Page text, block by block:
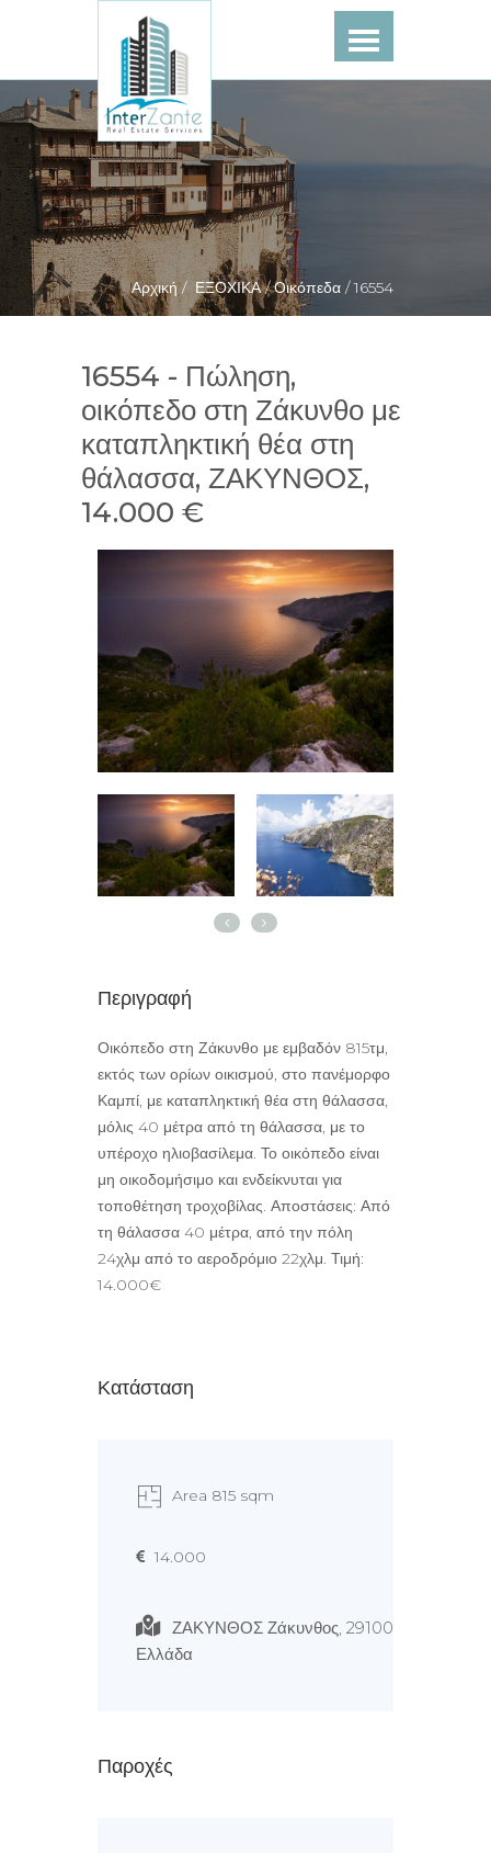
Αρχική / ΕΞΟΧΙΚΑ /Οικόπεδα /16554
16554 - Πώληση,
οικόπεδο στη Ζάκυνθο με
καταπληκτική θέα στη
θάλασσα, ΖΑΚΥΝΘΟΣ,
14.000 €
Περιγραφή
Οικόπεδο στη Ζάκυνθο με εμβαδόν 815τμ,
εκτός των ορίων οικισμού, στο πανέμορφο
Καμπί, με καταπληκτική θέα στη θάλασσα,
μόλις 40 μέτρα από τη θάλασσα, με το
υπέροχο ηλιοβασίλεμα. Το οικόπεδο είναι
μη οικοδομήσιμο και ενδείκνυται για
τοποθέτηση τροχοβίλας. Αποστάσεις: Από
τη θάλασσα 40 μέτρα, από την πόλη
24χλμ από το αεροδρόμιο 22χλμ. Τιμή:
14.000€
Κατάσταση
Area 815 sqm
14.000
ΖΑΚΥΝΘΟΣ Ζάκυνθος, 29100
Ελλάδα
Παροχές